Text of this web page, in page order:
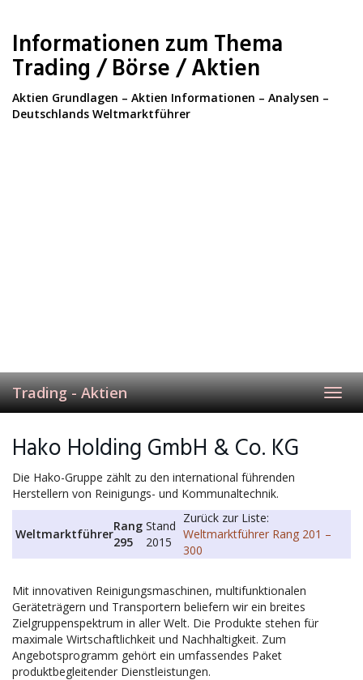
main
content
Informationen zum Thema
Trading / Börse / Aktien
Aktien Grundlagen – Aktien Informationen – Analysen –
Deutschlands Weltmarktführer
Trading - Aktien
Hako Holding GmbH & Co. KG
Die Hako-Gruppe zählt zu den international führenden
Herstellern von Reinigungs- und Kommunaltechnik.
Weltmarktführer
Rang
295
Stand
2015
Zurück zur Liste:
Weltmarktführer Rang 201 –
300
Mit innovativen Reinigungsmaschinen, multifunktionalen
Geräteträgern und Transportern beliefern wir ein breites
Zielgruppenspektrum in aller Welt. Die Produkte stehen für
maximale Wirtschaftlichkeit und Nachhaltigkeit. Zum
Angebotsprogramm gehört ein umfassendes Paket
produktbegleitender Dienstleistungen.